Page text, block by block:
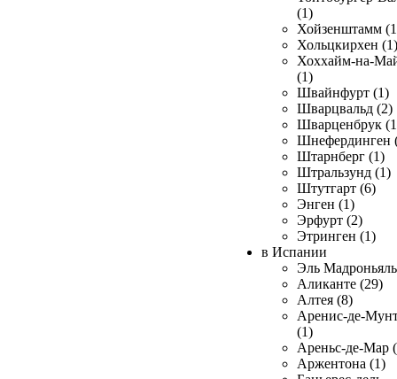
(1)
Хойзенштамм
Хольцкирхен (1)
Хоххайм-на-
(1)
Швайнфурт (1)
Шварцвальд (2)
Шварценбрук
Шнефердинген
Штарнберг (1)
Штральзунд (1)
Штутгарт (6)
Энген (1)
Эрфурт (2)
Этринген (1)
в Испании
Эль
Аликанте (29)
Алтея (8)
Аренис-де-
(1)
Ареньс-де-Мар
Аржентона (1)